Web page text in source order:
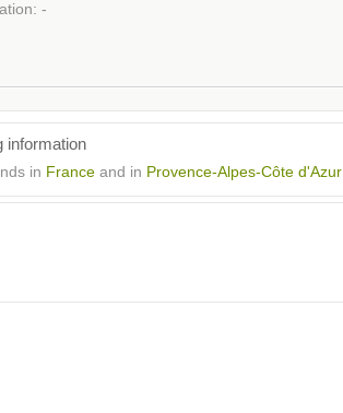
-
information
in France and in Provence-Alpes-Côte d'Azur